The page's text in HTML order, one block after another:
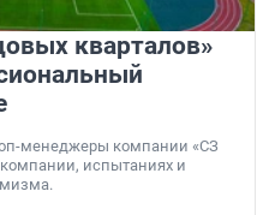
кварталов»
менеджеры компании «СЗ
испытаниях и